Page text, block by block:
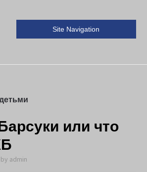
Site Navigation
или что
by admin